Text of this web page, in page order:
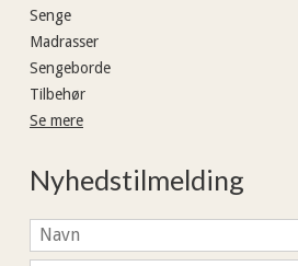
Senge
Madrasser
Sengeborde
Tilbehør
Se mere
Nyhedstilmelding